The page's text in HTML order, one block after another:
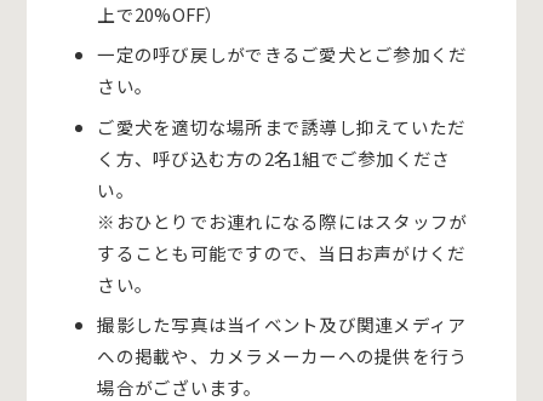
上で20%OFF）
一定の呼び戻しができるご愛犬とご参加くだ
さい。
ご愛犬を適切な場所まで誘導し抑えていただ
く方、呼び込む方の2名1組でご参加くださ
い。
※おひとりでお連れになる際にはスタッフが
することも可能ですので、当日お声がけくだ
さい。
撮影した写真は当イベント及び関連メディア
への掲載や、カメラメーカーへの提供を行う
場合がございます。